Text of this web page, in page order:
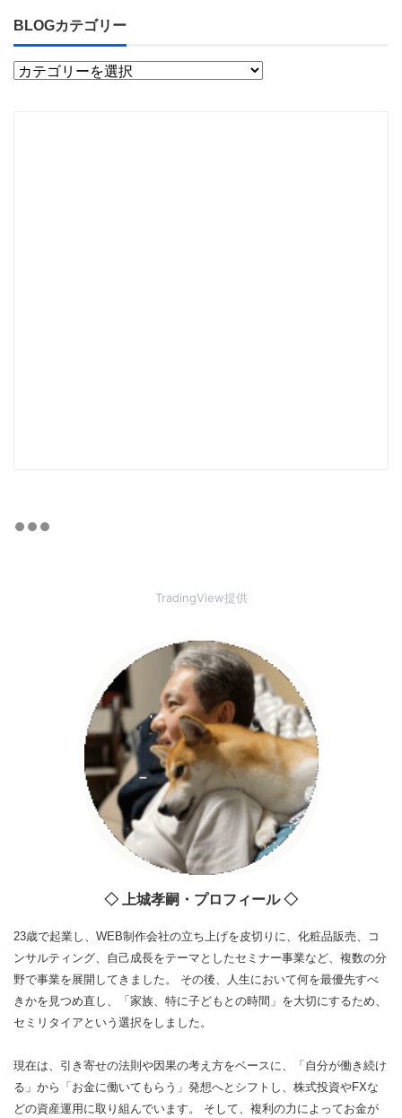
BLOGカテゴリー
TradingView提供
◇ 上城孝嗣・プロフィール ◇
23歳で起業し、WEB制作会社の立ち上げを皮切りに、化粧品販売、コ
ンサルティング、自己成長をテーマとしたセミナー事業など、複数の分
野で事業を展開してきました。 その後、人生において何を最優先すべ
きかを見つめ直し、「家族、特に子どもとの時間」を大切にするため、
セミリタイアという選択をしました。
現在は、引き寄せの法則や因果の考え方をベースに、「自分が働き続け
る」から「お金に働いてもらう」発想へとシフトし、株式投資やFXな
どの資産運用に取り組んでいます。 そして、複利の力によってお金が